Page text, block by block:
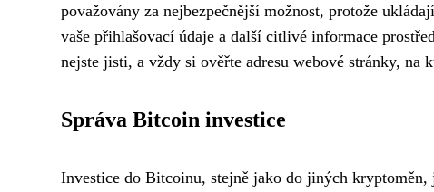
považovány za nejbezpečnější možnost, protože
vaše přihlašovací údaje a další citlivé informace
nejste jisti, a vždy si ověřte adresu webové stránky, na
Správa Bitcoin investice
Investice do Bitcoinu, stejně jako do jiných